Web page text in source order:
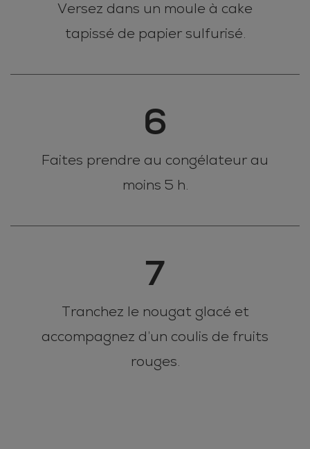
Versez dans un moule à cake
tapissé de papier sulfurisé.
6
Faites prendre au congélateur au
moins 5 h.
7
Tranchez le nougat glacé et
accompagnez d’un coulis de fruits
rouges.